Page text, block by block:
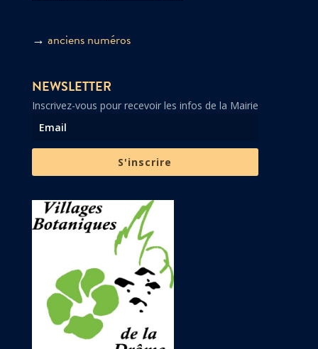
→ anciens numéros
NEWSLETTER
Inscrivez-vous pour recevoir les infos de la Mairie
S'inscrire